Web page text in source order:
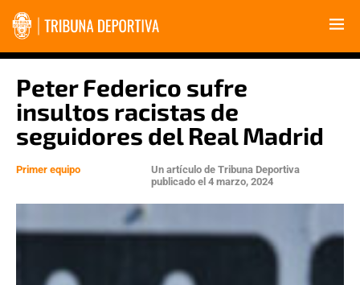
Peter Federico sufre
insultos racistas de
seguidores del Real Madrid
Primer equipo Un artículo de Tribuna Deportiva
publicado el 4 marzo, 2024